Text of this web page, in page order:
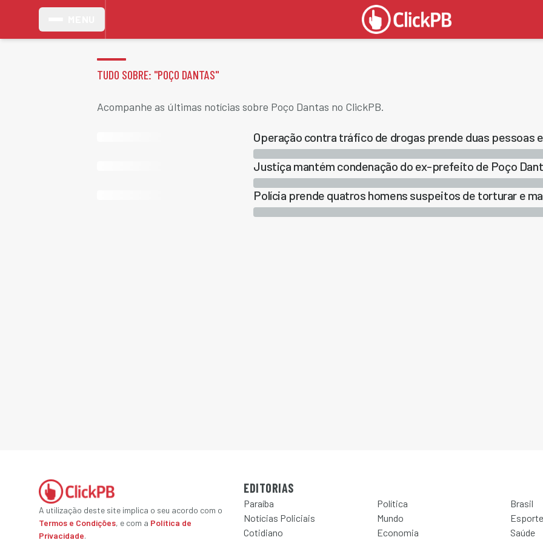
TUDO SOBRE: "POÇO DANTAS"
Acompanhe as últimas notícias sobre Poço Dantas no ClickPB.
Operação contra tráfico de drogas prende duas pessoas
Justiça mantém condenação do ex-prefeito de Poço
Polícia prende quatros homens suspeitos de torturar e
A utilização deste site implica o seu acordo com o
Termos e Condições, e com a Política de
Privacidade.
EDITORIAS
Paraíba Política
Brasil
Notícias Policiais
Mundo
Esporte
Cotidiano
Economia
Saúde